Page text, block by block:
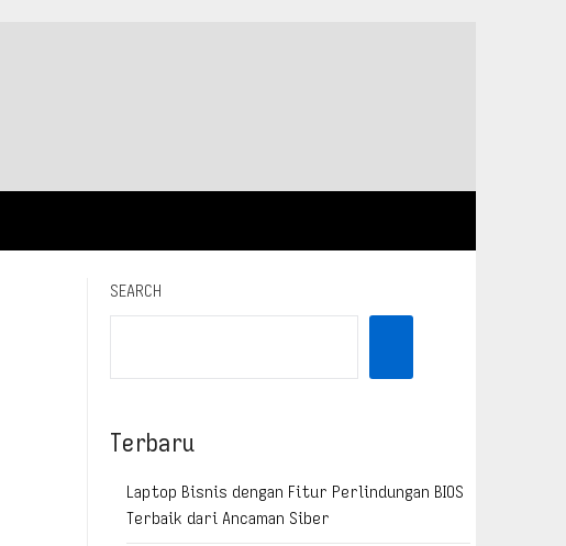
SEARCH
Terbaru
Laptop Bisnis dengan Fitur Perlindungan BIOS
Terbaik dari Ancaman Siber